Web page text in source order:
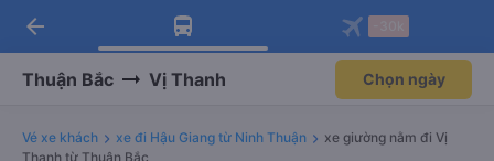
Tải app Vexere ngay!
Nhận ưu đãi thành viên độc
Mở app
Tải app Vexere
-30k/ghế khi đặt vé máy bay qua
Mở app
arrow_back
Thuận Bắc Vị Thanh Chọn ngày
Vé xe khách xe đi Hậu Giang từ Ninh Thuận
xe giường nằm đi Vị
Thanh từ Thuận Bắc